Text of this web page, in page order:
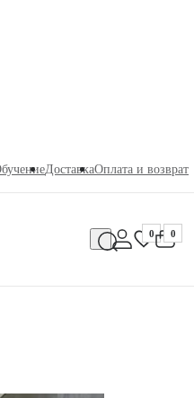
ДоставкаОплата и возврат
0 0